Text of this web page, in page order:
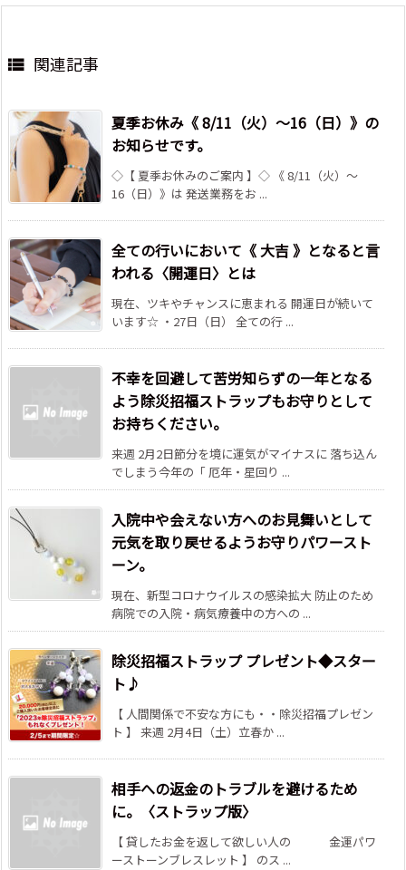
 関連記事
夏季お休み《 8/11（火）～16（日）》の
お知らせです。
◇【 夏季お休みのご案内 】◇ 《 8/11（火）～
16（日）》は 発送業務をお ...
全ての行いにおいて《 大吉 》となると言
われる〈開運日〉とは
現在、ツキやチャンスに恵まれる 開運日が続いて
います☆ ・27日（日） 全ての行 ...
不幸を回避して苦労知らずの一年となる
よう除災招福ストラップもお守りとして
お持ちください。
来週 2月2日節分を境に運気がマイナスに 落ち込ん
でしまう今年の「 厄年・星回り ...
入院中や会えない方へのお見舞いとして
元気を取り戻せるようお守りパワースト
ーン。
現在、新型コロナウイルスの感染拡大 防止のため
病院での入院・病気療養中の方への ...
除災招福ストラップ プレゼント◆スター
ト♪
【 人間関係で不安な方にも・・除災招福プレゼン
ト 】 来週 2月4日（土）立春か ...
相手への返金のトラブルを避けるため
に。〈ストラップ版〉
【 貸したお金を返して欲しい人の 金運パワ
ーストーンブレスレット 】 のス ...